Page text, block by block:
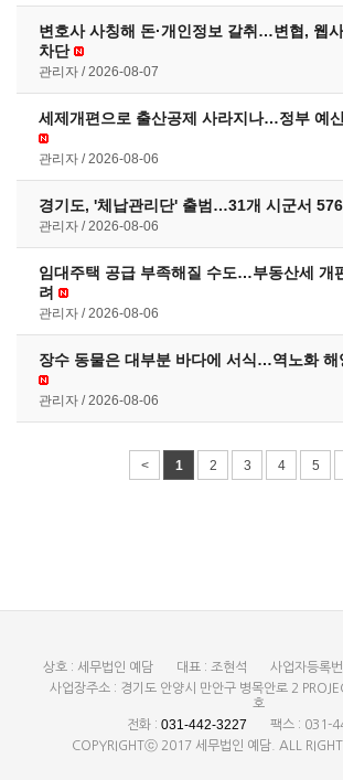
변호사 사칭해 돈·개인정보 갈취…변협, 웹
차단
관리자 2026-08-07
세제개편으로 출산공제 사라지나…정부 예
관리자 2026-08-06
경기도, '체납관리단' 출범…31개 시군서
관리자 2026-08-06
임대주택 공급 부족해질 수도…부동산세 개
려
관리자 2026-08-06
장수 동물은 대부분 바다에 서식…역노화 해
관리자 2026-08-06
< 1 2 3 4 5
상호 : 세무법인 예담 대표 : 조현석
사업자등록
사업장주소 : 경기도 안양시 만안구 병목안로 2
호
전화 : 031-442-3227
팩스 : 031-
COPYRIGHTⓒ 2017 세무법인 예담. ALL